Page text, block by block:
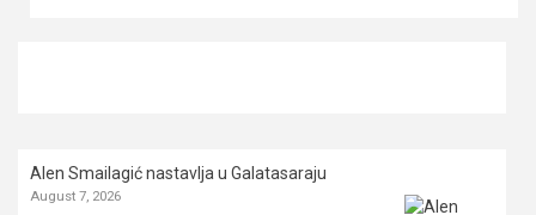
Alen Smailagić nastavlja u Galatasaraju
August 7, 2026